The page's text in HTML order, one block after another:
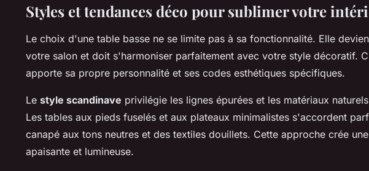
Styles et tendances déco pour sublimer votre
Le choix d'une table basse ne se limite pas à sa fonctionnalité. Elle
votre salon et doit s'harmoniser parfaitement avec votre style décoratif.
apporte sa propre personnalité et ses codes esthétiques spécifiques.
Le style scandinave privilégie les lignes épurées et les matériaux
Les tables aux pieds fuselés et aux plateaux minimalistes s'accordent
canapé aux tons neutres et des textiles douillets. Cette approche crée
apaisante et lumineuse.